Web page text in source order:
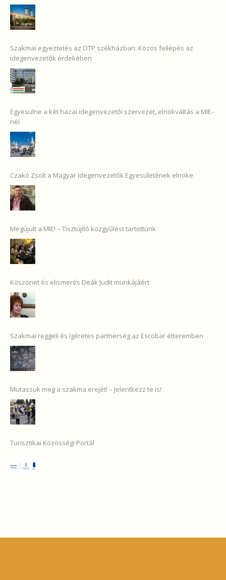
Szakmai egyeztetés az OTP székházban: Közös fellépés az
idegenvezetők érdekében
Egyesülne a két hazai idegenvezetői szervezet, elnökváltás a MIE-
nél
Czakó Zsolt a Magyar Idegenvezetők Egyesületének elnöke
Megújult a MIE! – Tisztújító közgyűlést tartottunk
Köszönet és elismerés Deák Judit munkájáért
Szakmai reggeli és ígéretes partnerség az Escobar étteremben
Mutassuk meg a szakma erejét! – Jelentkezz te is!
Turisztikai Közösségi Portál